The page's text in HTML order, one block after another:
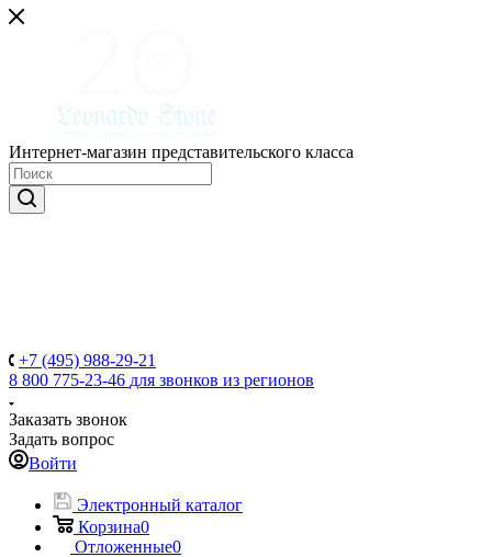
Интернет-магазин представительского класса
+7 (495) 988-29-21
8 800 775-23-46 для звонков из регионов
Заказать звонок
Задать вопрос
Войти
Электронный каталог
Корзина0
Отложенные0